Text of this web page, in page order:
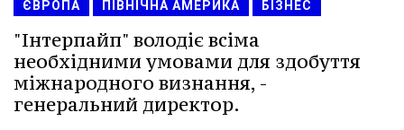
ЄВРОПА ПІВНІЧНА АМЕРИКА БІЗНЕС
"Інтерпайп" володіє всіма
необхідними умовами для здобуття
міжнародного визнання, -
генеральний директор.